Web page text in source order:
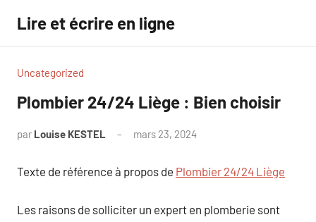
contenu
Lire et écrire en ligne
Uncategorized
Plombier 24/24 Liège : Bien choisir
par Louise KESTEL mars 23, 2024
Texte de référence à propos de Plombier 24/24 Liège
Les raisons de solliciter un expert en plomberie sont